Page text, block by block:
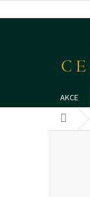
na
AKCE
Domů